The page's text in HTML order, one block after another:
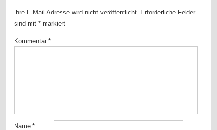
Ihre E-Mail-Adresse wird nicht veröffentlicht.
Erforderliche Felder
sind mit* markiert
Kommentar*
Name*